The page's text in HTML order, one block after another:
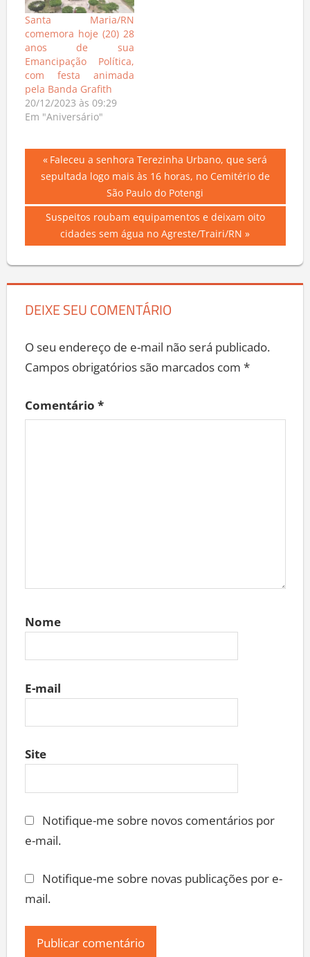
Santa Maria/RN
comemora hoje (20) 28
anos de sua
Emancipação Política,
com festa animada
pela Banda Grafith
20/12/2023 às 09:29
Em "Aniversário"
Navegação
Post
Previous
Post:
Faleceu a senhora Terezinha Urbano, que será
sepultada logo mais às 16 horas, no Cemitério de
São Paulo do Potengi
Next
Post:
Suspeitos roubam equipamentos e deixam oito
cidades sem água no Agreste/Trairi/RN
DEIXE SEU COMENTÁRIO
O seu endereço de e-mail não será publicado.
Campos obrigatórios são marcados com *
Comentário *
Nome
E-mail
Site
Notifique-me sobre novos comentários por
e-mail.
Notifique-me sobre novas publicações por e-
mail.